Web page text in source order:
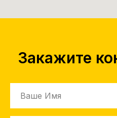
Закажите